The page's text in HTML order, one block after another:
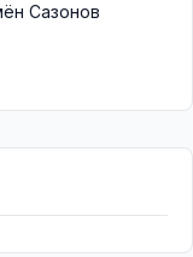
Сазонов